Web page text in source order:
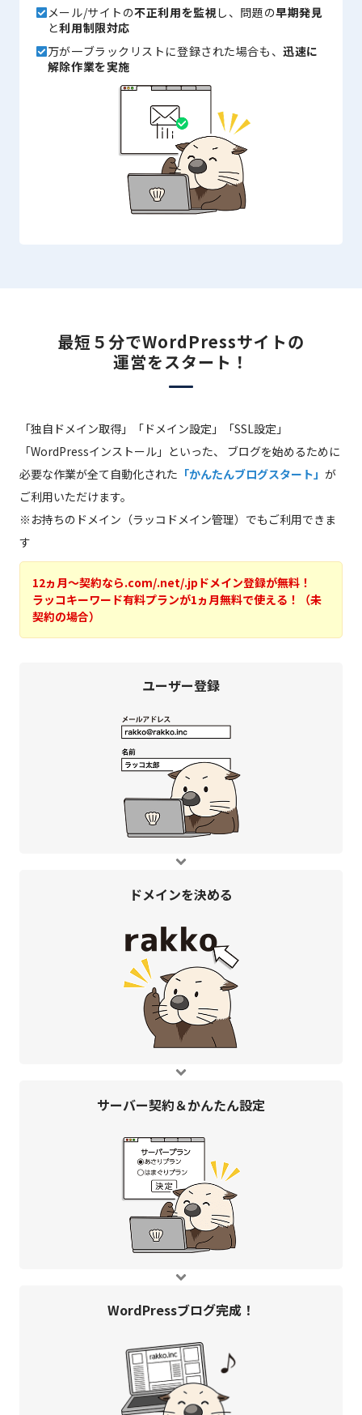
メール/サイトの不正利用を監視し、問題の早期発見
と利用制限対応
万が一ブラックリストに登録された場合も、迅速に
解除作業を実施
最短５分でWordPressサイトの
運営をスタート！
「独自ドメイン取得」「ドメイン設定」「SSL設定」
「WordPressインストール」といった、
ブログを始めるために
必要な作業が全て自動化された 「かんたんブログスタート」 が
ご利用いただけます。
※お持ちのドメイン（ラッコドメイン管理）でもご利用できま
す
12ヵ月～契約なら.com/.net/.jpドメイン登録が無料！
ラッコキーワード有料プランが1ヵ月無料で使える！（未
契約の場合）
ユーザー登録
ドメインを決める
サーバー契約＆かんたん設定
WordPressブログ完成！